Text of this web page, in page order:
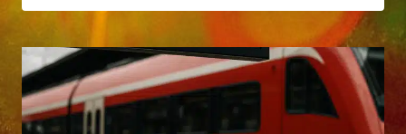
BRUSTSCHWIMMEN
NIX
–
KRAULENDE
SPORTLER